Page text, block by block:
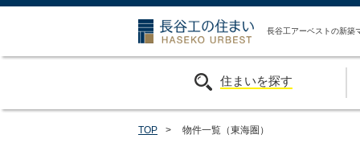
長谷工の
長谷工アーベストの新築
住まいを探す
TOP > 物件一覧（東海圏）